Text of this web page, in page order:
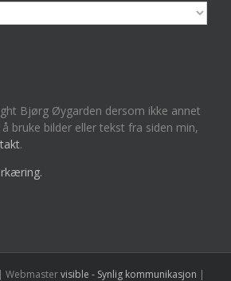
Bjørg Øygarden dersom ikke annet
bruke bilder eller tekst fra siden min,
.
| Webmastervisible - Synlig kommunikasjon |